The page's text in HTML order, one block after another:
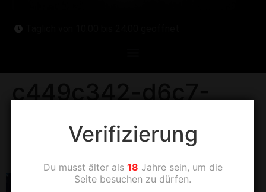
c449c342-d6c7-
4d76-a438-
8e4b19f0b8f9
Verifizierung
Du musst älter als 18 Jahre sein, um die
Seite besuchen zu dürfen.